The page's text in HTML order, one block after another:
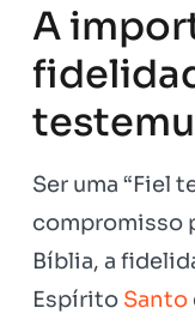
A
Ser uma “Fiel
compromisso
Bíblia, a
Espírito Santo